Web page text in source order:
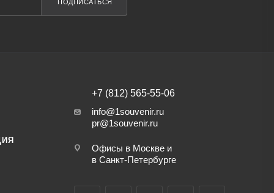
ПОДПИСАТЬСЯ
+7 (812) 565-55-06
info@1souvenir.ru
pr@1souvenir.ru
Офисы в Москве и
в Санкт-Петербурге